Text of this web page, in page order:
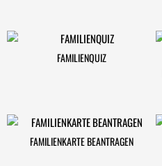
FAMILIENQUIZ
FAMILIENKARTE BEANTRAGEN